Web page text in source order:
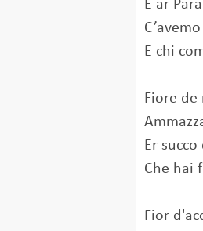
E ar
E chi
Fiore de
Er
Che hai
Fior